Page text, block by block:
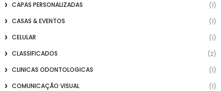
CAPAS PERSONALIZADAS
(1)
CASAS & EVENTOS
(1)
CELULAR
(1)
CLASSIFICADOS
(2)
CLINICAS ODONTOLOGICAS
(1)
COMUNICAÇÃO VISUAL
(1)